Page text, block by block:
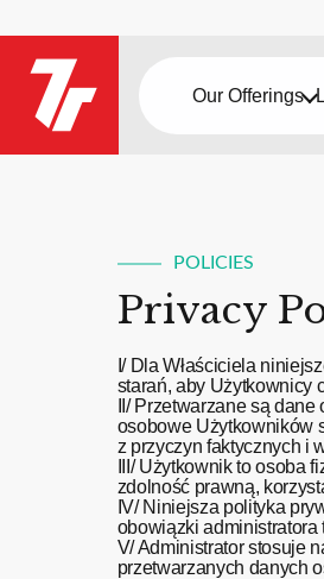
Our Offerings
POLICIES
Privacy
I/ Dla Właściciela
starań, aby Użytkownicy
II/ Przetwarzane są
osobowe Użytkowników
z przyczyn faktycznych i
III/ Użytkownik to
zdolność prawną,
IV/ Niniejsza polityka
obowiązki
V/ Administrator stosuje
przetwarzanych danych